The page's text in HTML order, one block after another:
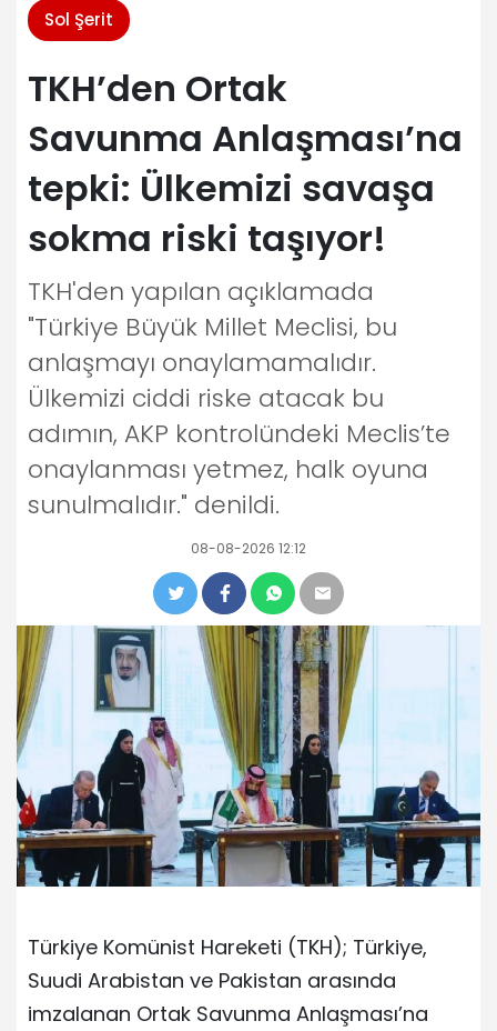
Sol Şerit
TKH’den Ortak
Savunma Anlaşması’na
tepki: Ülkemizi savaşa
sokma riski taşıyor!
TKH'den yapılan açıklamada
"Türkiye Büyük Millet Meclisi, bu
anlaşmayı onaylamamalıdır.
Ülkemizi ciddi riske atacak bu
adımın, AKP kontrolündeki Meclis’te
onaylanması yetmez, halk oyuna
sunulmalıdır." denildi.
08-08-2026 12:12
Türkiye Komünist Hareketi (TKH); Türkiye,
Suudi Arabistan ve Pakistan arasında
imzalanan Ortak Savunma Anlaşması’na